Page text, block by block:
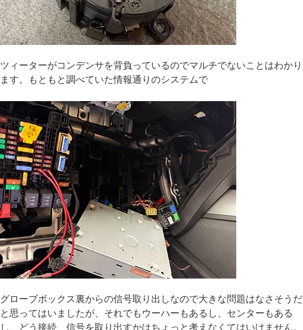
ツィーターがコンデンサを背負っているのでマルチでないことはわかり
ます。もともと調べていた情報通りのシステムで
グローブボックス裏からの信号取り出しなので大きな問題はなさそうだ
と思ってはいましたが、それでもウーハーもあるし、センターもある
し、どう接続、信号を取り出すかはちょっと考えなくてはいけません。